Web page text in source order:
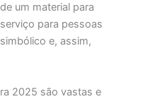
um material para
para pessoas
e, assim,
2025 são vastas e